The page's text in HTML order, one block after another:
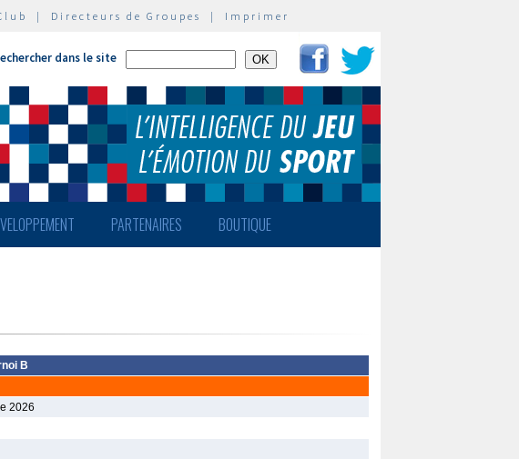
| Directeurs de Groupes | Imprimer
dans le site
PARTENAIRES BOUTIQUE
B
2026